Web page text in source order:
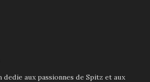
aux passionnes de Spitz et aux